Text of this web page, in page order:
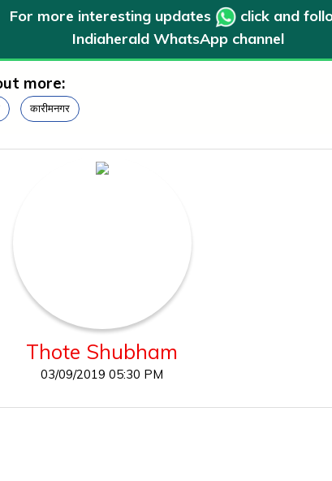
For more interesting updates
click and
Indiaherald WhatsApp channel
more:
कारीमनगर
Thote Shubham
03/09/2019 05:30 PM